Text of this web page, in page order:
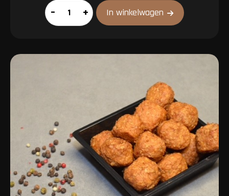
Sjoelschijven
aantal
– + In winkelwagen